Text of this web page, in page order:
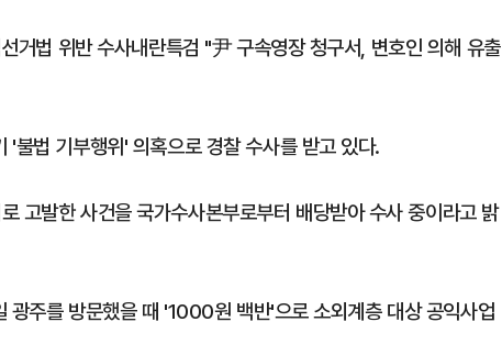
법 위반 수사내란특검 "尹 구속영장 청구서, 변호인 의해 유출
불법 기부행위' 의혹으로 경찰 수사를 받고 있다.
고발한 사건을 국가수사본부로부터 배당받아 수사 중이라고 밝
주를 방문했을 때 '1000원 백반'으로 소외계층 대상 공익사업